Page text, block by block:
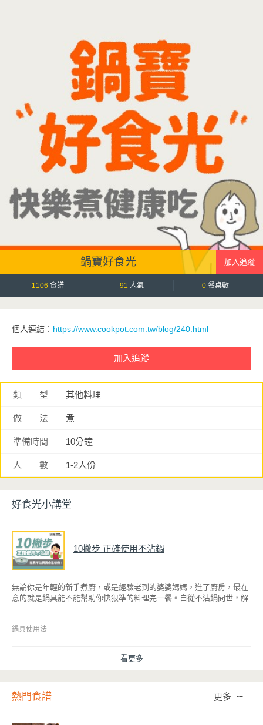
炎夏日一定要喝一杯！
鍋寶好食光
1106 食譜 91 人氣 0 餐桌數
個人連結： https://www.cookpot.com.tw/blog/240.html
類 型 其他料理
做 法 煮
準備時間 10分鐘
人 數 1-2人份
好食光小講堂
10撇步 正確使用不沾鍋
無論你是年輕的新手煮廚，或是經驗老到的婆婆媽媽，進了廚房，最在
意的就是鍋具能不能幫助你快狠準的料理完一餐。自從不沾鍋問世，解
因此金鑽不沾系列的鍋具，更年年穩居銷售排行榜的前幾名。然而如何
鍋具使用法
看更多
熱門食譜 更多